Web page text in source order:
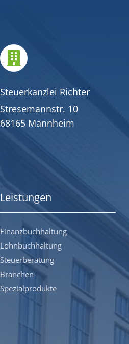

Steuerkanzlei Richter
Stresemannstr. 10
68165 Mannheim
Leistungen
Finanzbuchhaltung
Lohnbuchhaltung
Steuerberatung
Branchen
Spezialprodukte